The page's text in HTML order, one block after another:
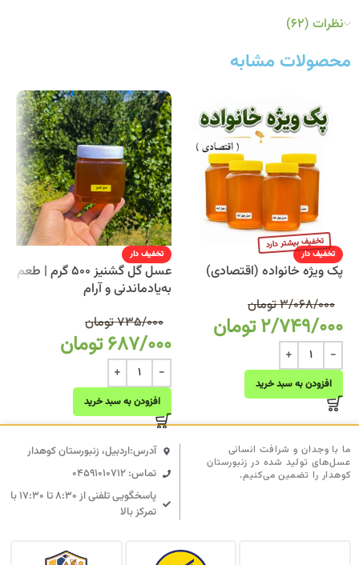
نظرات (62)
محصولات مشابه
تخفیف دار
پک ویژه خانواده (اقتصادی)
3/068/000تومان
2/749/000تومان
افزودن به سبد خرید
تخفیف دار
عسل گل گشنیز 500 گرم | طعم
به‌یادماندنی و آرام
735/000تومان
687/000تومان
افزودن به سبد خرید
آدرس:اردبیل، زنبورستان کوهدار
تماس: 04591010712
پاسخگویی تلفنی از ۸:۳۰ تا ۱۷:۳۰ با
تمرکز بالا
ما با وجدان و شرافت انسانی
عسل‌های تولید شده در زنبورستان
کوهدار را تضمین می‌کنیم.